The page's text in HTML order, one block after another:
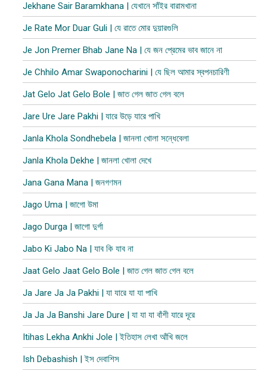
Jekhane Sair Baramkhana | যেখানে সাঁইর বারামখানা
Je Rate Mor Duar Guli | যে রাতে মোর দুয়ারগুলি
Je Jon Premer Bhab Jane Na | যে জন প্রেমের ভাব জানে না
Je Chhilo Amar Swaponocharini | যে ছিল আমার স্বপনচারিণী
Jat Gelo Jat Gelo Bole | জাত গেল জাত গেল বলে
Jare Ure Jare Pakhi | যারে উড়ে যারে পাখি
Janla Khola Sondhebela | জানলা খোলা সন্ধেবেলা
Janla Khola Dekhe | জানলা খোলা দেখে
Jana Gana Mana | জনগণমন
Jago Uma | জাগো উমা
Jago Durga | জাগো দুর্গা
Jabo Ki Jabo Na | যাব কি যাব না
Jaat Gelo Jaat Gelo Bole | জাত গেল জাত গেল বলে
Ja Jare Ja Ja Pakhi | যা যারে যা যা পাখি
Ja Ja Ja Banshi Jare Dure | যা যা যা বাঁশী যারে দূরে
Itihas Lekha Ankhi Jole | ইতিহাস লেখা আঁখি জলে
Ish Debashish | ইস দেবাশিস